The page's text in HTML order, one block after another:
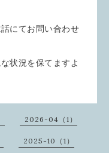
にてお問い合わせ
状況を保てますよ
2026-04（1）
2025-10（1）